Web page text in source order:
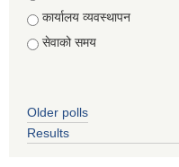
कार्यालय व्यवस्थापन
सेवाको समय
Older polls
Results